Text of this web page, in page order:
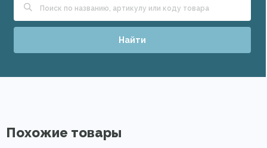
Найти
Похожие товары